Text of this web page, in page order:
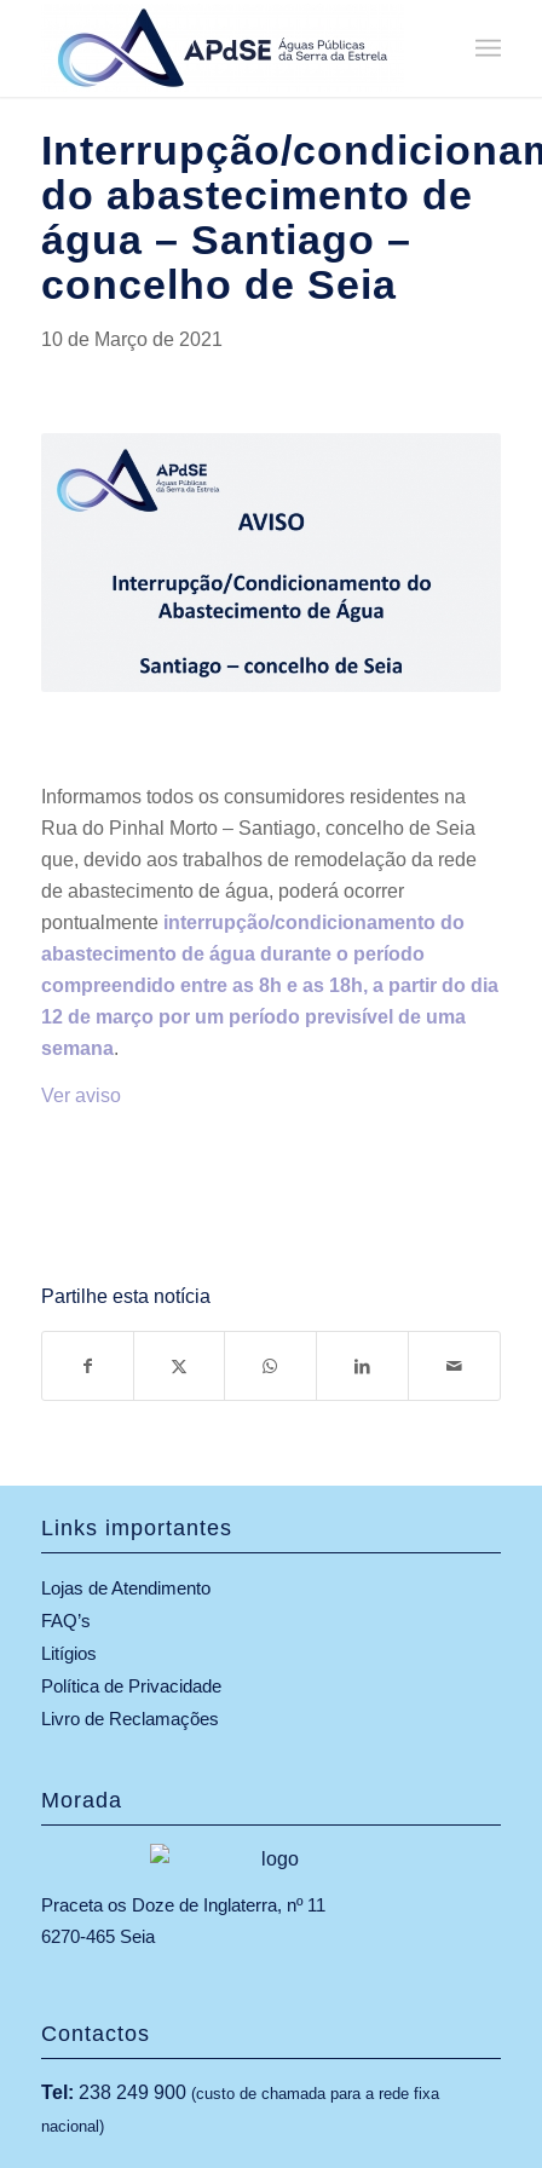
Home / Notícias Avisos
Interrupção/condicionamento do abastecimento de água – Santiago –
concel...
Interrupção/
do abastecimento de
água – Santiago –
concelho de Seia
10 de Março de 2021
Informamos todos os consumidores residentes na
Rua do Pinhal Morto – Santiago, concelho de Seia
que, devido aos trabalhos de remodelação da rede
de abastecimento de água, poderá ocorrer
pontualmente interrupção/condicionamento do
abastecimento de água durante o período
compreendido entre as 8h e as 18h, a partir do dia
12 de março por um período previsível de uma
semana.
Ver aviso
Partilhe esta notícia
Links importantes
Lojas de Atendimento
FAQ’s
Litígios
Política de Privacidade
Livro de Reclamações
Morada
Praceta os Doze de Inglaterra, nº 11
6270-465 Seia
Contactos
Tel: 238 249 900(custo de chamada para a rede fixa
nacional)